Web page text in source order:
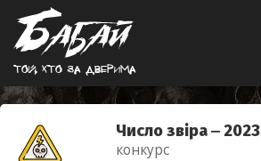
Той, хто за дверима
Число звіра ‒ 2023
конкурс